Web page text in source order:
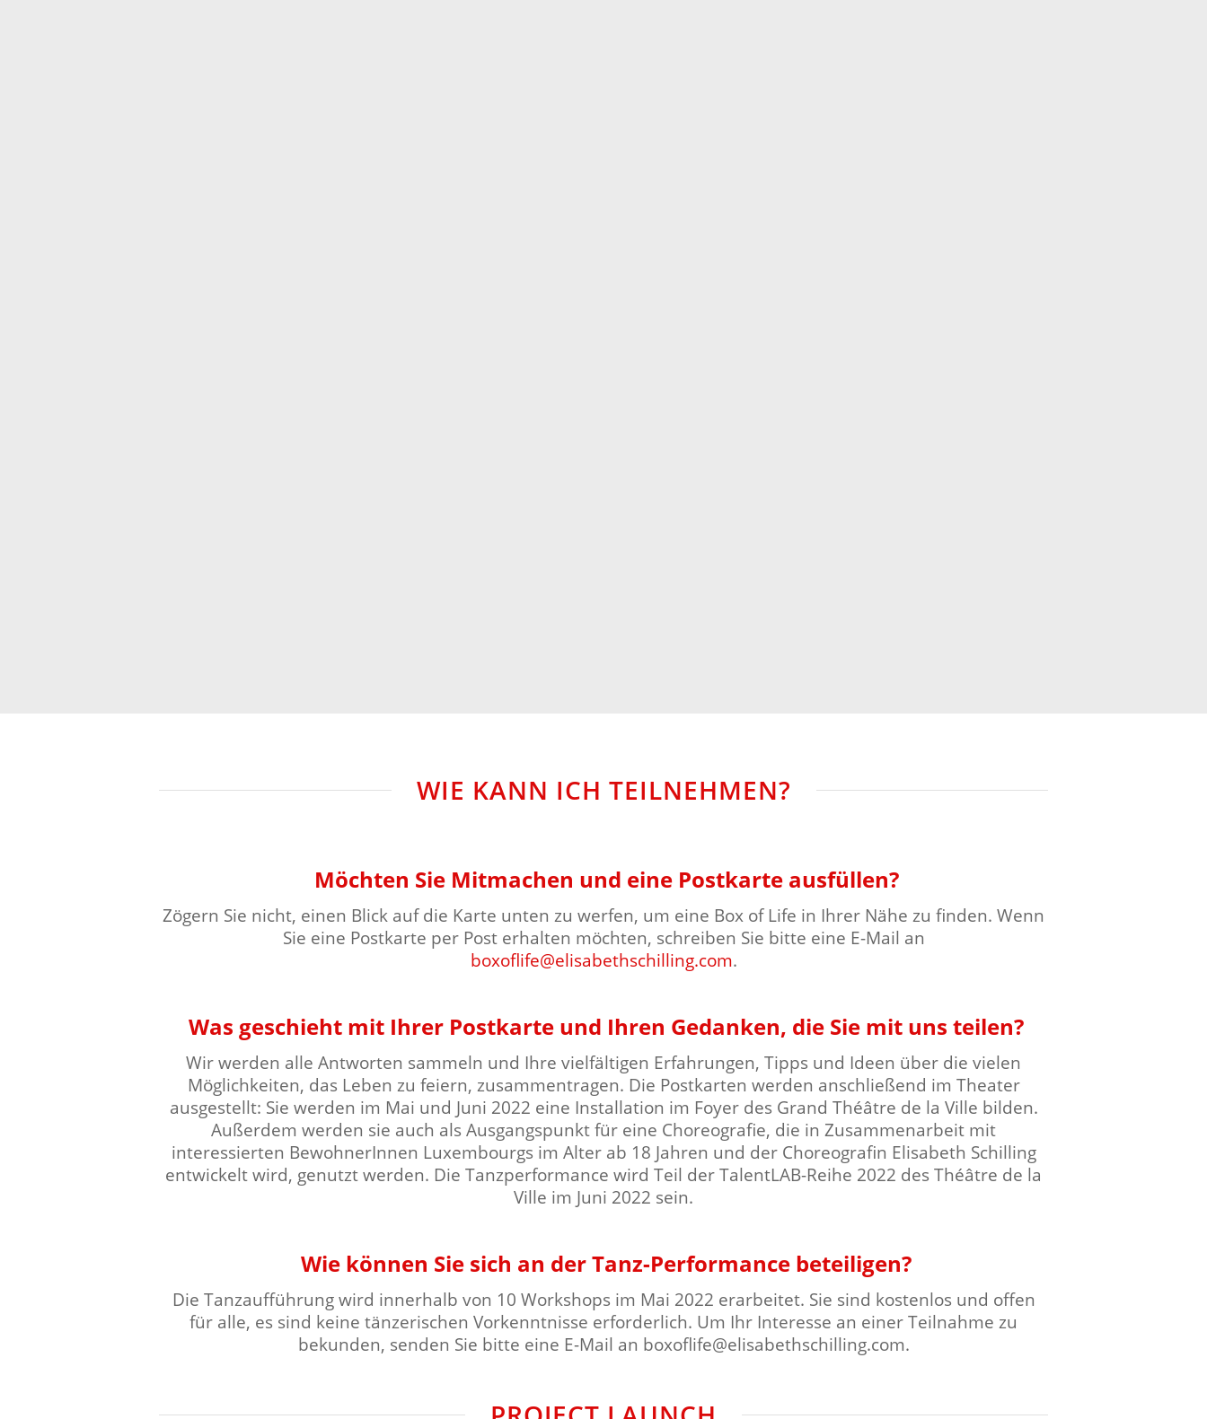
WIE KANN ICH TEILNEHMEN?
Möchten Sie Mitmachen und eine Postkarte ausfüllen?
Zögern Sie nicht, einen Blick auf die Karte unten zu werfen, um eine Box of Life in Ihrer Nähe zu finden. Wenn
Sie eine Postkarte per Post erhalten möchten, schreiben Sie bitte eine E-Mail an
boxoflife@elisabethschilling.com.
Was geschieht mit Ihrer Postkarte und Ihren Gedanken, die Sie mit uns teilen?
Wir werden alle Antworten sammeln und Ihre vielfältigen Erfahrungen, Tipps und Ideen über die vielen
Möglichkeiten, das Leben zu feiern, zusammentragen. Die Postkarten werden anschließend im Theater
ausgestellt: Sie werden im Mai und Juni 2022 eine Installation im Foyer des Grand Théâtre de la Ville bilden.
Außerdem werden sie auch als Ausgangspunkt für eine Choreografie, die in Zusammenarbeit mit
interessierten BewohnerInnen Luxembourgs im Alter ab 18 Jahren und der Choreografin Elisabeth Schilling
entwickelt wird, genutzt werden. Die Tanzperformance wird Teil der TalentLAB-Reihe 2022 des Théâtre de la
Ville im Juni 2022 sein.
Wie können Sie sich an der Tanz-Performance beteiligen?
Die Tanzaufführung wird innerhalb von 10 Workshops im Mai 2022 erarbeitet. Sie sind kostenlos und offen
für alle, es sind keine tänzerischen Vorkenntnisse erforderlich. Um Ihr Interesse an einer Teilnahme zu
bekunden, senden Sie bitte eine E-Mail an boxoflife@elisabethschilling.com.